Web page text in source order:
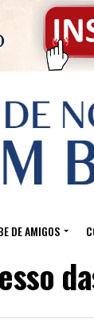
DE AMIGOS